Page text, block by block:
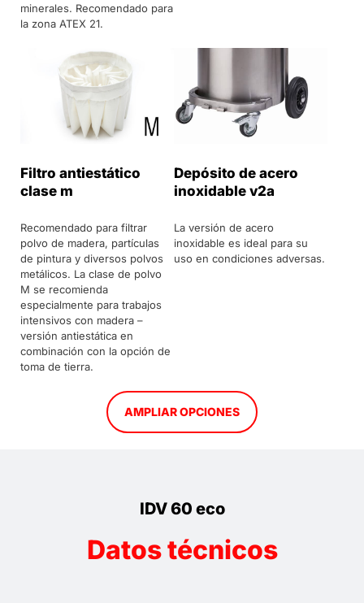
minerales. Recomendado para
la zona ATEX 21.
Filtro antiestático
clase m
Recomendado para filtrar
polvo de madera, partículas
de pintura y diversos polvos
metálicos. La clase de polvo
M se recomienda
especialmente para trabajos
intensivos con madera –
versión antiestática en
combinación con la opción de
toma de tierra.
Depósito de acero
inoxidable v2a
La versión de acero
inoxidable es ideal para su
uso en condiciones adversas.
AMPLIAR OPCIONES
IDV 60 eco
Datos técnicos